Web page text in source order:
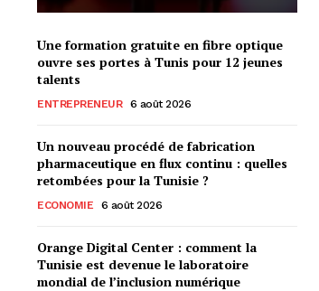
Une formation gratuite en fibre optique
ouvre ses portes à Tunis pour 12 jeunes
talents
ENTREPRENEUR 6 août 2026
Un nouveau procédé de fabrication
pharmaceutique en flux continu : quelles
retombées pour la Tunisie ?
ECONOMIE 6 août 2026
Orange Digital Center : comment la
Tunisie est devenue le laboratoire
mondial de l’inclusion numérique